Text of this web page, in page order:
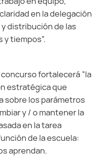
en la delegación
distribución de las
tiempos”.
fortalecerá “la
estratégica que
sobre los parámetros
y / o mantener la
en la tarea
de la escuela:
aprendan.